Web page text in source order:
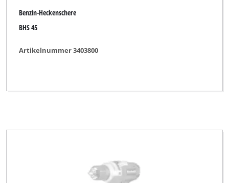
Benzin-Heckenschere
BHS 45
Artikelnummer 3403800